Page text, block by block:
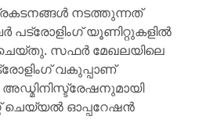
നടത്തുന്നത്
പട്രോളിംഗ് യൂണിറ്റുകളിൽ
ചെയ്തു. സഫർ മേഖലയിലെ
വകുപ്പാണ്
ചെയ്യൽ ഓപ്പറേഷൻ